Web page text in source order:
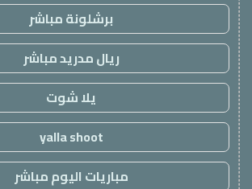
برشلونة مباشر
ريال مدريد مباشر
يلا شوت
yalla shoot
مباريات اليوم مباشر